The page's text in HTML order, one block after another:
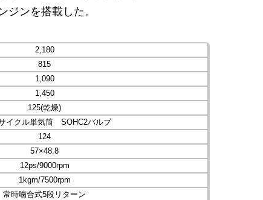
ンを搭載した。
2,180
815
1,090
1,450
125(乾燥)
イクル単気筒 SOHC2バルブ
124
57×48.8
12ps/9000rpm
1kgm/7500rpm
常時噛合式5段リターン